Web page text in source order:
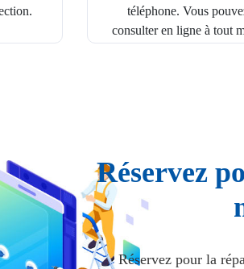
téléphone. Vous
consulter en ligne à tout
Réservez
Réservez pour la